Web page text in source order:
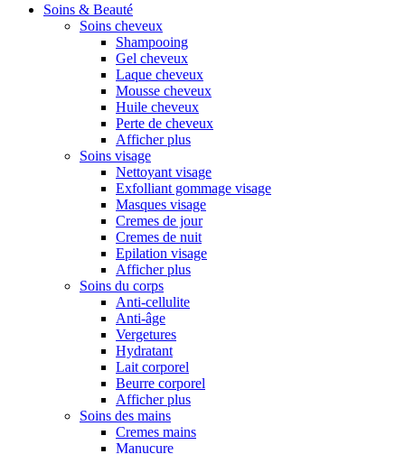
Soins & Beauté
Soins cheveux
Shampooing
Gel cheveux
Laque cheveux
Mousse cheveux
Huile cheveux
Perte de cheveux
Afficher plus
Soins visage
Nettoyant visage
Exfolliant gommage visage
Masques visage
Cremes de jour
Cremes de nuit
Epilation visage
Afficher plus
Soins du corps
Anti-cellulite
Anti-âge
Vergetures
Hydratant
Lait corporel
Beurre corporel
Afficher plus
Soins des mains
Cremes mains
Manucure